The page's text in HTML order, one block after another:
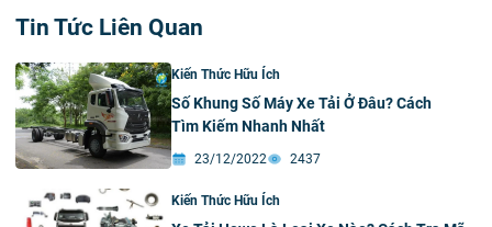
Tin Tức Liên Quan
Kiến Thức Hữu Ích
Số Khung Số Máy Xe Tải Ở Đâu? Cách
Tìm Kiếm Nhanh Nhất
23/12/2022 2437
Kiến Thức Hữu Ích